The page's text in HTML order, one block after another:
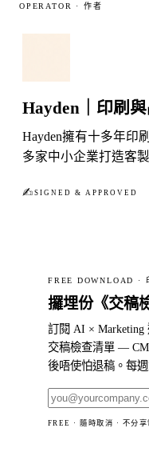
OPERATOR · 作者
Hayden｜印刷
Hayden擁有十多年印
多家中小企業打造客
✍︎ SIGNED & APPROVED
FREE DOWNLOAD ·
攞埋份《交稿
訂閱 AI × Marketing
交稿檢查清單 —
後唔使怕退稿。每
FREE · 隨時取消 · 不分享